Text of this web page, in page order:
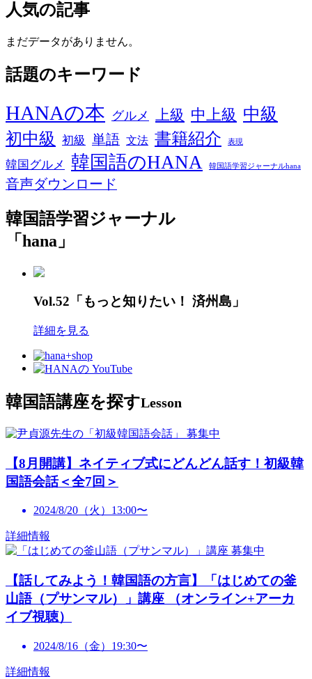
人気の記事
まだデータがありません。
話題のキーワード
HANAの本 グルメ 上級 中上級 中級
初中級
初級 単語 文法 書籍紹介 表現
韓国グルメ 韓国語のHANA 韓国語学習ジャーナルhana
音声ダウンロード
韓国語学習ジャーナル
「hana」
Vol.52「もっと知りたい！ 済州島」
詳細を見る
韓国語講座を探すLesson
募集中
【8月開講】ネイティブ式にどんどん話す！初級韓
国語会話＜全7回＞
2024/8/20（火）13:00〜
詳細情報
募集中
【話してみよう！韓国語の方言】「はじめての釜
山語（プサンマル）」講座 （オンライン+アーカ
イブ視聴）
2024/8/16（金）19:30〜
詳細情報